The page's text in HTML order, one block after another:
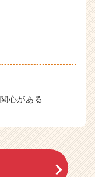
心がある